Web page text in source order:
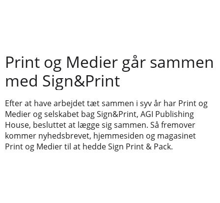
Print og Medier går sammen
med Sign&Print
Efter at have arbejdet tæt sammen i syv år har Print og
Medier og selskabet bag Sign&Print, AGI Publishing
House, besluttet at lægge sig sammen. Så fremover
kommer nyhedsbrevet, hjemmesiden og magasinet
Print og Medier til at hedde Sign Print & Pack.